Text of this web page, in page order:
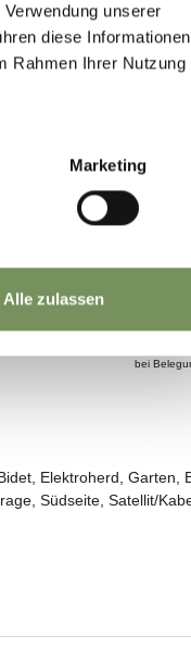
unserer
diese Informationen
Rahmen Ihrer Nutzung
Marketing
Alle zulassen